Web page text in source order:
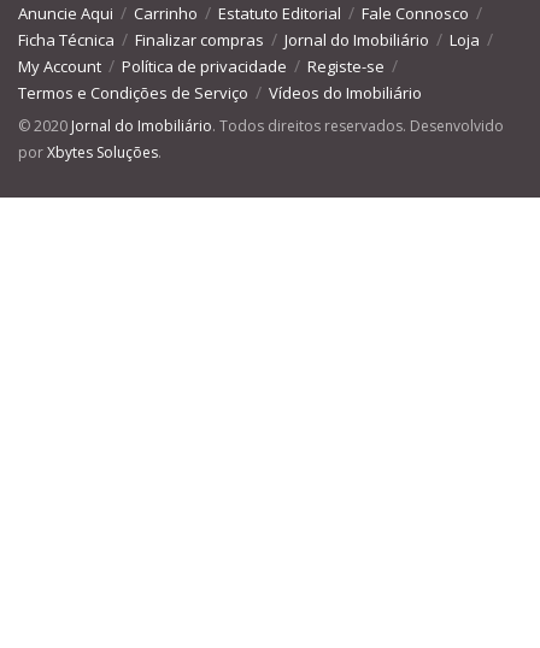
Anuncie Aqui Carrinho Estatuto Editorial
Fale Connosco
Ficha Técnica
Finalizar compras Jornal do Imobiliário
Loja
My Account
Política de privacidade
Registe-se
Termos e Condições de Serviço
Vídeos do Imobiliário
© 2020 Jornal do Imobiliário. Todos direitos reservados. Desenvolvido
porXbytes Soluções.